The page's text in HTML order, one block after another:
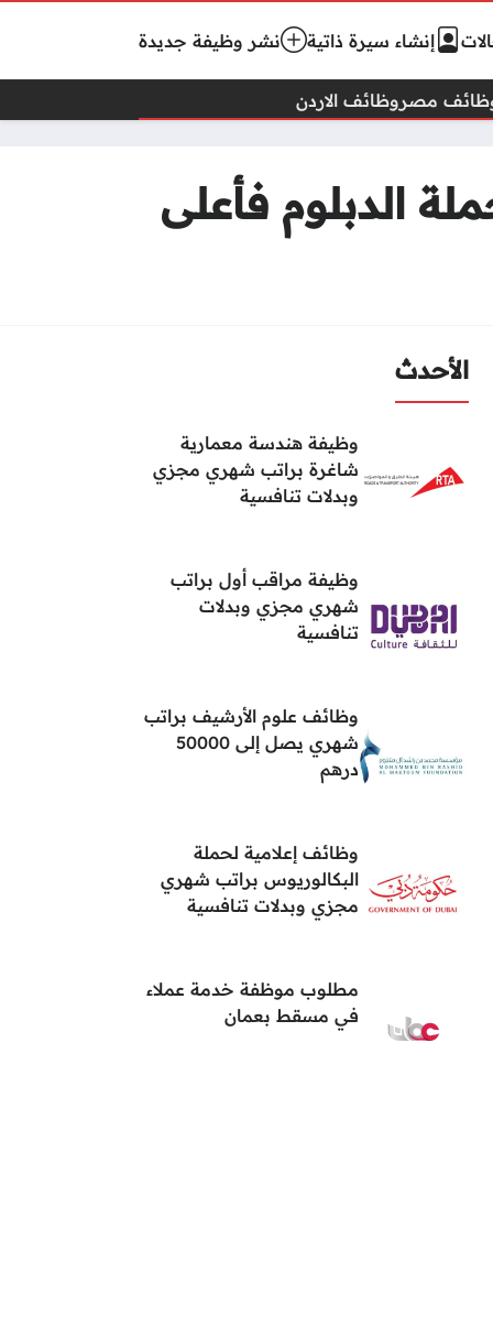
إنشاء سيرة ذاتية نشر وظيفة جديدة
مصروظائف الاردن
الدبلوم فأعلى
الأحدث
وظيفة هندسة معمارية
شاغرة براتب شهري مجزي
وبدلات تنافسية
وظيفة مراقب أول براتب
شهري مجزي وبدلات
تنافسية
وظائف علوم الأرشيف براتب
شهري يصل إلى 50000
درهم
وظائف إعلامية لحملة
البكالوريوس براتب شهري
مجزي وبدلات تنافسية
مطلوب موظفة خدمة عملاء
في مسقط بعمان